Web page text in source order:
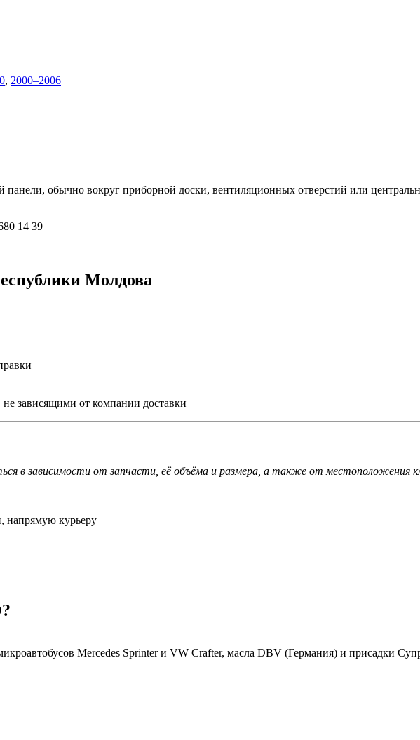
, 2000–2006
панели, обычно вокруг приборной доски, вентиляционных отверстий или
14 39
Молдова
зависящими от компании доставки
в зависимости от запчасти, её объёма и размера, а также от местоположения
напрямую курьеру
Mercedes Sprinter и VW Crafter, масла DBV (Германия) и присадки